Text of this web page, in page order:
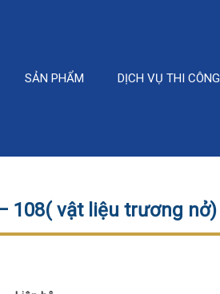
SẢN PHẨM DỊCH VỤ THI CÔNG
108( vật liệu trương nở)